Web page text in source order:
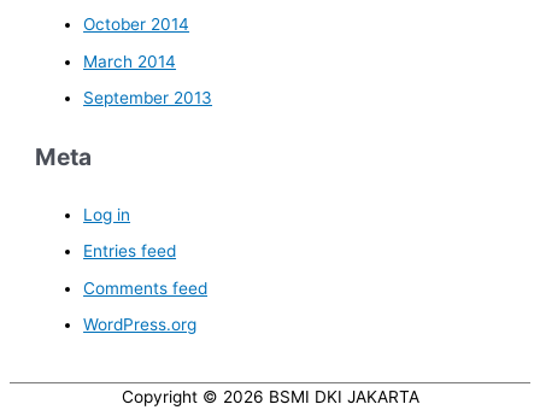
October 2014
March 2014
September 2013
Meta
Log in
Entries feed
Comments feed
WordPress.org
Copyright © 2026 BSMI DKI JAKARTA